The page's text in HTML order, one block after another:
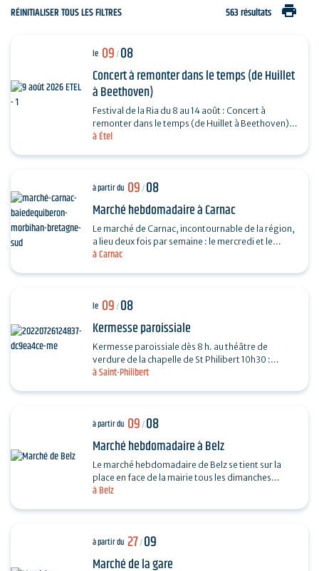
RÉINITIALISER TOUS LES FILTRES 563 résultats print
à Étel
le 09/08
Concert à remonter dans le temps (de Huillet
à Beethoven)
Festival de la Ria du 8 au 14 août : Concert à
remonter dans le temps (de Huillet à Beethoven)
Réservation : www.amicorde.org
à Carnac
à partir du 09/08
Marché hebdomadaire à Carnac
Le marché de Carnac, incontournable de la région,
a lieu deux fois par semaine : le mercredi et le
dimanche, de 7h30 à13h, au parking de Saint-
à Saint-Philibert
le 09/08
Kermesse paroissiale
Kermesse paroissiale dès 8 h. au théâtre de
verdure de la chapelle de St Philibert 10h30 :
messe en plein air
à Belz
à partir du 09/08
Marché hebdomadaire à Belz
Le marché hebdomadaire de Belz se tient sur la
place en face de la mairie tous les dimanches
matins, de 9h à 13h. Fromage, poulet, huitres,
à partir du 27/09
Marché de la gare